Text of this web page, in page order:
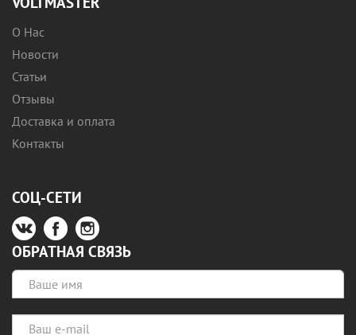
О Нас
Новости
Статьи
Отзывы
Доставка и оплата
Контакты
СОЦ-СЕТИ
ОБРАТНАЯ СВЯЗЬ